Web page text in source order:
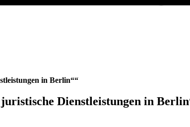
in Berlin““
Dienstleistungen in